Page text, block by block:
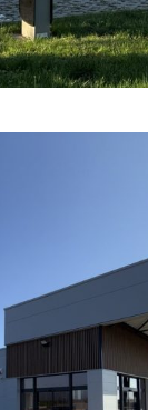
FAIBLE ·
BÂTIMENT·
LES